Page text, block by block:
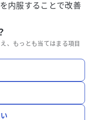
内服することで改善
、もっとも当てはまる項目